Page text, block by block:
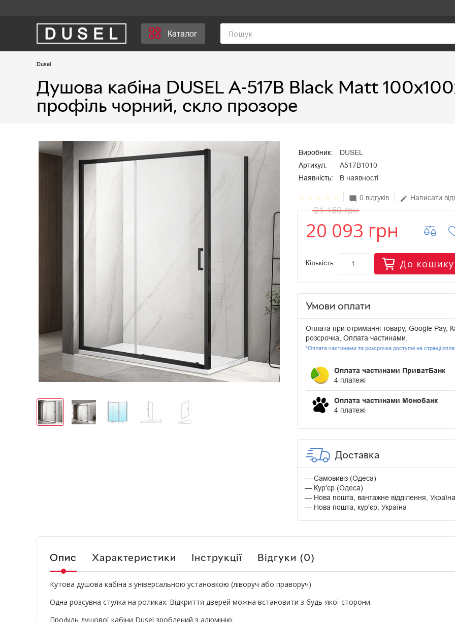
Каталог
Dusel
Душова кабіна DUSEL A-517B Black Matt
профіль чорний, скло прозоре
Виробник:
DUSEL
Артикул:
A517B1010
Наявність:
В наявності
star_border star_border star_border star_border star_border mode_comment 0 відгуків edit Написати
21 150 грн
20 093 грн
Кількість До кошику
Умови оплати
Оплата при отриманні товару, Google Pay,
розсрочка, Оплата частинами.
*Оплата частинами та розсрочка доступні на стрінці
Оплата частинами ПриватБанк
4 платежі
Оплата частинами Монобанк
4 платежі
Доставка
Самовивіз (Одеса)
Кур'єр (Одеса)
Нова пошта, вантажне відділення, Україна
Нова пошта, кур'єр, Україна
Опис Характеристики Інструкції Відгуки (0)
Кутова душова кабіна з універсальною установкою (ліворуч або праворуч)
Одна розсувна стулка на роликах. Відкриття дверей можна встановити з будь-якої сторони.
Профіль душової кабіни Dusel зроблений з алюмінію.